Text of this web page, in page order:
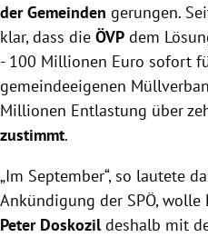
der Gemeinden gerungen.
klar, dass die ÖVP dem
- 100 Millionen Euro sofort
gemeindeeigenen
Millionen Entlastung über
zustimmt.
„Im September“, so lautete
Ankündigung der SPÖ, wolle
Peter Doskozildeshalb mit